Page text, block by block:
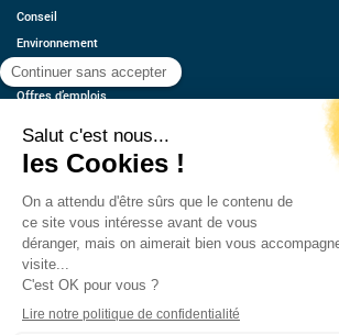
Conseil
Environnement
Économie
Offres d’emplois
Contact
Estimez votre voiture
Mentions légales
CGU